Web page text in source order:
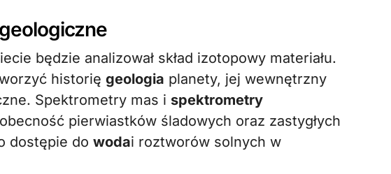
będzie analizował skład izotopowy materiału.
historię geologia planety, jej wewnętrzny
Spektrometry mas i spektrometry
pierwiastków śladowych oraz zastygłych
dostępie do wodai roztworów solnych w